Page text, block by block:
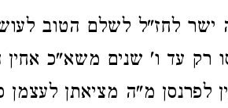
לחז"ל לשלם הטוב
רק עד ו' שנים משא"כ אחין
לפרנסן מ"ה מציאתן